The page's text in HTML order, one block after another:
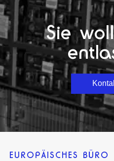
Sie
EUROPÄISCHES BÜRO